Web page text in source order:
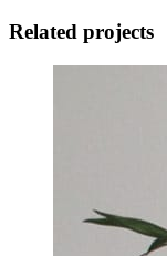
Related projects